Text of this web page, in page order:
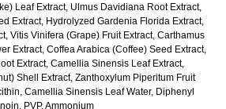
Leaf Extract, Ulmus Davidiana Root Extract,
Extract, Hydrolyzed Gardenia Florida Extract,
Vitis Vinifera (Grape) Fruit Extract, Carthamus
Extract, Coffea Arabica (Coffee) Seed Extract,
Extract, Camellia Sinensis Leaf Extract,
Shell Extract, Zanthoxylum Piperitum Fruit
Camellia Sinensis Leaf Water, Diphenyl
PVP, Ammonium